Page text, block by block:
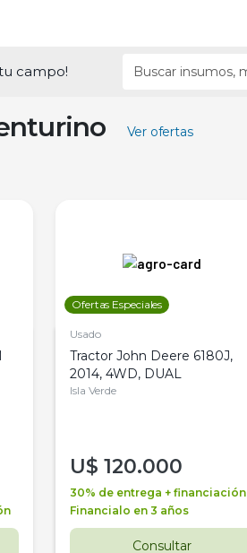
campo!
Ver ofertas
Ofertas Especiales
Usado
Tractor John Deere 6180J,
2014, 4WD, DUAL
Isla Verde
U$ 120.000
30% de entrega + financiación
Financialo en 3 años
Consultar